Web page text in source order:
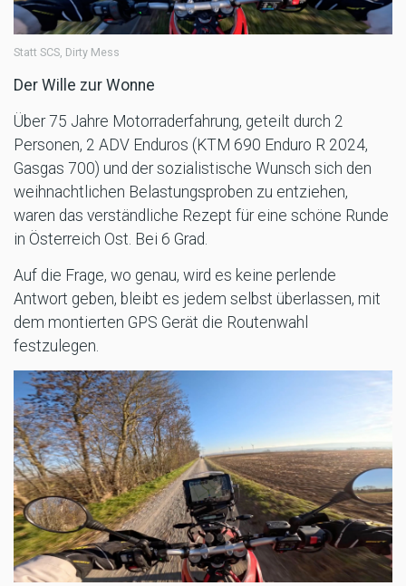
Statt SCS, Dirty Mess
Der Wille zur Wonne
Über 75 Jahre Motorraderfahrung, geteilt durch 2
Personen, 2 ADV Enduros (KTM 690 Enduro R 2024,
Gasgas 700) und der sozialistische Wunsch sich den
weihnachtlichen Belastungsproben zu entziehen,
waren das verständliche Rezept für eine schöne Runde
in Österreich Ost. Bei 6 Grad.
Auf die Frage, wo genau, wird es keine perlende
Antwort geben, bleibt es jedem selbst überlassen, mit
dem montierten GPS Gerät die Routenwahl
festzulegen.